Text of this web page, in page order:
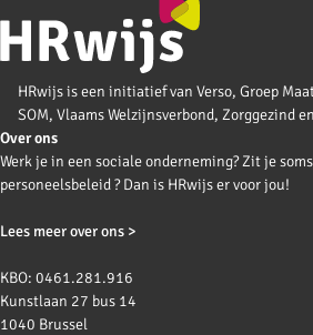
HRwijs is een initiatief van Verso, Groep
SOM, Vlaams Welzijnsverbond, Zorggezind
Over ons
Werk je in een sociale onderneming? Zit je
personeelsbeleid ? Dan is HRwijs er voor jou!
Lees meer over ons >
KBO: 0461.281.916
Kunstlaan 27 bus 14
1040 Brussel